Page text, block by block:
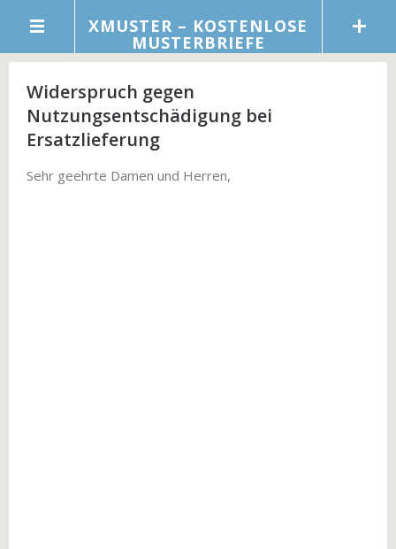
XMUSTER – KOSTENLOSE
MUSTERBRIEFE
Widerspruch gegen
Nutzungsentschädigung bei
Ersatzlieferung
Sehr geehrte Damen und Herren,